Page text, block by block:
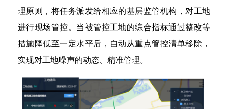
理原则，将任务派发给相应的基层监管机构，对工地
进行现场管控。当被管控工地的综合指标通过整改等
措施降低至一定水平后，自动从重点管控清单移除，
实现对工地噪声的动态、精准管理。